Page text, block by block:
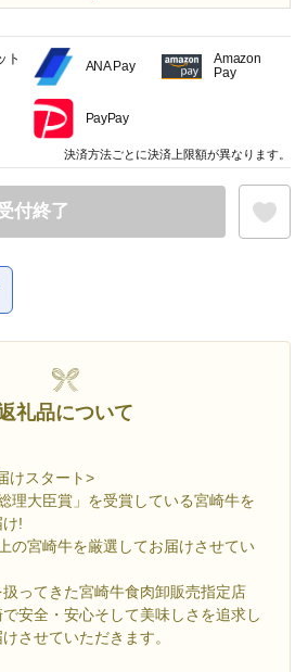
付終了
礼品について
けスタート>
理大臣賞」を受賞している宮崎牛を
!
の宮崎牛を厳選してお届けさせてい
ってきた宮崎牛食肉卸販売指定店
安全・安心そして美味しさを追求し
させていただきます。
ト
ANA Pay
Amazon
Pay
PayPay
決済方法ごとに決済上限額が異なります。